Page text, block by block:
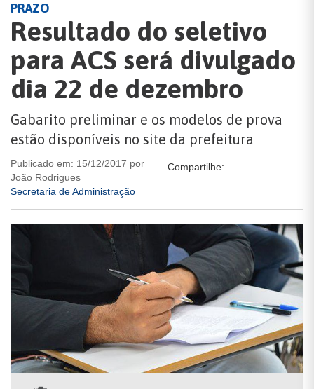
PRAZO
Resultado do seletivo
para ACS será divulgado
dia 22 de dezembro
Gabarito preliminar e os modelos de prova
estão disponíveis no site da prefeitura
Publicado em: 15/12/2017 por
João Rodrigues
Secretaria de Administração
Compartilhe: